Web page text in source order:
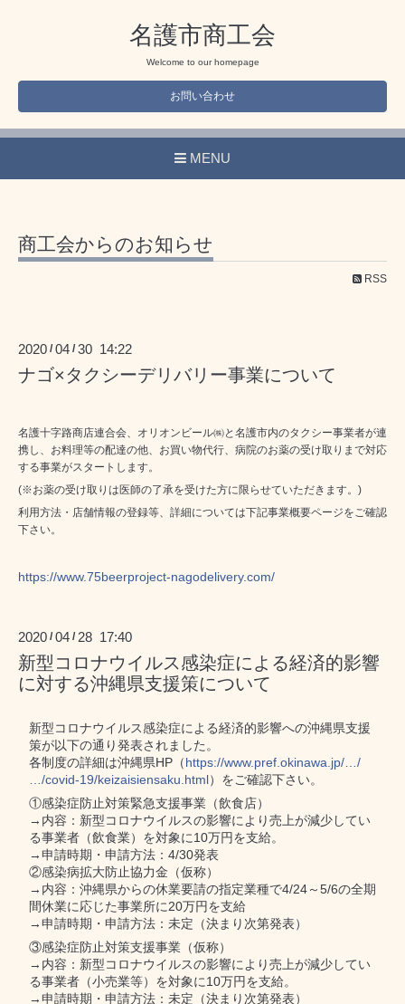
名護市商工会
Welcome to our homepage
お問い合わせ
MENU
商工会からのお知らせ
RSS
2020 /04 /30 14:22
ナゴ×タクシーデリバリー事業について
名護十字路商店連合会、オリオンビール㈱と名護市内のタクシー事業者が連
携し、お料理等の配達の他、お買い物代行、病院のお薬の受け取りまで対応
する事業がスタートします。
​(※お薬の受け取りは医師の了承を受けた方に限らせていただきます。)
利用方法・店舗情報の登録等、詳細については下記事業概要ページをご確認
下さい。
https://www.75beerproject-nagodelivery.com/
2020 /04 / 28 17:40
新型コロナウイルス感染症による経済的影響
に対する沖縄県支援策について
新型コロナウイルス感染症による経済的影響への沖縄県支援
策が以下の通り発表されました。
各制度の詳細は沖縄県HP（https://www.pref.okinawa.jp/…/
…/covid-19/keizaisiensaku.html）をご確認下さい。
①感染症防止対策緊急支援事業（飲食店）
→内容：新型コロナウイルスの影響により売上が減少してい
る事業者（飲食業）を対象に10万円を支給。
→申請時期・申請方法：4/30発表
②感染病拡大防止協力金（仮称）
→内容：沖縄県からの休業要請の指定業種で4/24～5/6の全期
間休業に応じた事業所に20万円を支給
→申請時期・申請方法：未定（決まり次第発表）
③感染症防止対策支援事業（仮称）
→内容：新型コロナウイルスの影響により売上が減少してい
る事業者（小売業等）を対象に10万円を支給。
→申請時期・申請方法：未定（決まり次第発表）